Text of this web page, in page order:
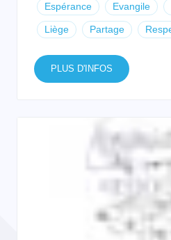
Espérance Evangile
Liège Partage
PLUS D'INFOS